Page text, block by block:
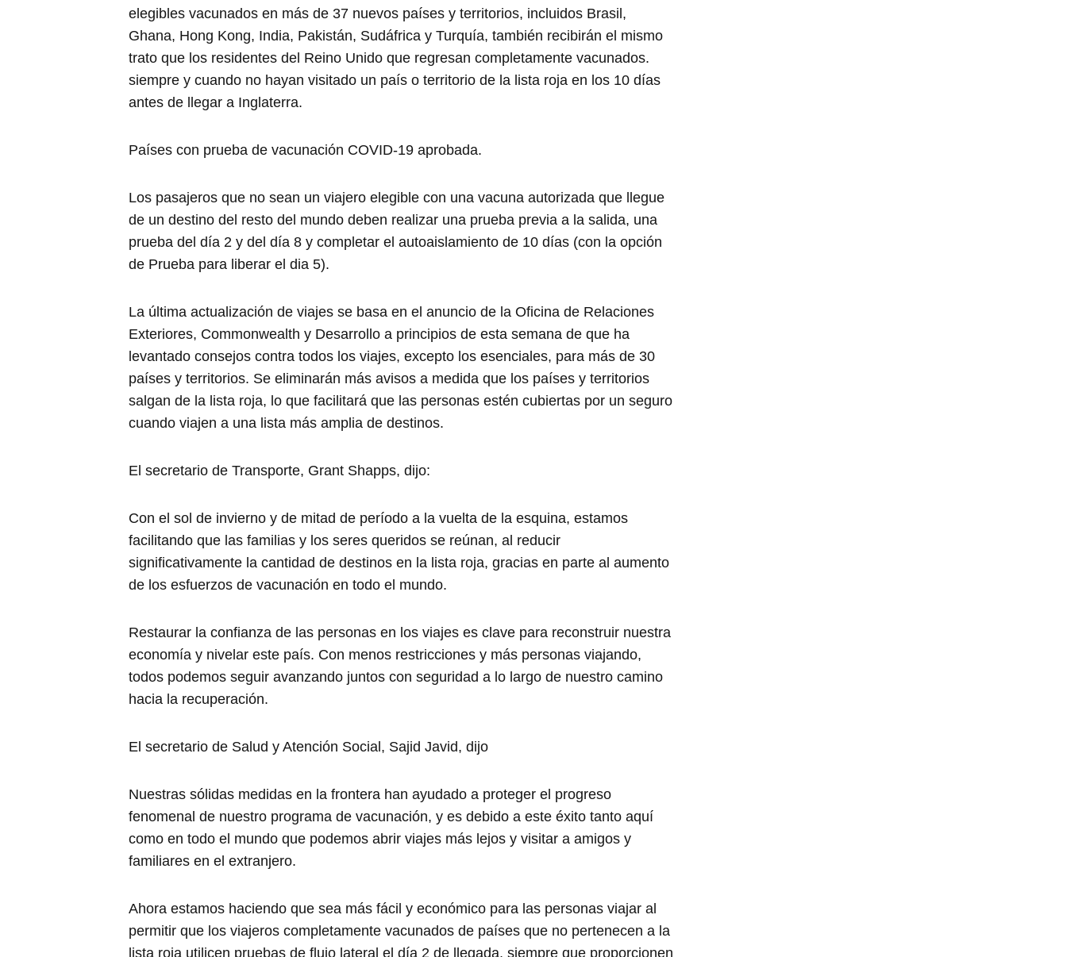
elegibles vacunados en más de 37 nuevos países y territorios, incluidos Brasil,
Ghana, Hong Kong, India, Pakistán, Sudáfrica y Turquía, también recibirán el mismo
trato que los residentes del Reino Unido que regresan completamente vacunados.
siempre y cuando no hayan visitado un país o territorio de la lista roja en los 10 días
antes de llegar a Inglaterra.
Países con prueba de vacunación COVID-19 aprobada.
Los pasajeros que no sean un viajero elegible con una vacuna autorizada que llegue
de un destino del resto del mundo deben realizar una prueba previa a la salida, una
prueba del día 2 y del día 8 y completar el autoaislamiento de 10 días (con la opción
de Prueba para liberar el dia 5).
La última actualización de viajes se basa en el anuncio de la Oficina de Relaciones
Exteriores, Commonwealth y Desarrollo a principios de esta semana de que ha
levantado consejos contra todos los viajes, excepto los esenciales, para más de 30
países y territorios. Se eliminarán más avisos a medida que los países y territorios
salgan de la lista roja, lo que facilitará que las personas estén cubiertas por un seguro
cuando viajen a una lista más amplia de destinos.
El secretario de Transporte, Grant Shapps, dijo:
Con el sol de invierno y de mitad de período a la vuelta de la esquina, estamos
facilitando que las familias y los seres queridos se reúnan, al reducir
significativamente la cantidad de destinos en la lista roja, gracias en parte al aumento
de los esfuerzos de vacunación en todo el mundo.
Restaurar la confianza de las personas en los viajes es clave para reconstruir nuestra
economía y nivelar este país. Con menos restricciones y más personas viajando,
todos podemos seguir avanzando juntos con seguridad a lo largo de nuestro camino
hacia la recuperación.
El secretario de Salud y Atención Social, Sajid Javid, dijo
Nuestras sólidas medidas en la frontera han ayudado a proteger el progreso
fenomenal de nuestro programa de vacunación, y es debido a este éxito tanto aquí
como en todo el mundo que podemos abrir viajes más lejos y visitar a amigos y
familiares en el extranjero.
Ahora estamos haciendo que sea más fácil y económico para las personas viajar al
permitir que los viajeros completamente vacunados de países que no pertenecen a la
lista roja utilicen pruebas de flujo lateral el día 2 de llegada, siempre que proporcionen